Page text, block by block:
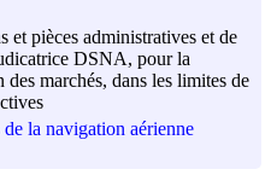
et pièces administratives et de
DSNA, pour la
des marchés, dans les limites de
la navigation aérienne